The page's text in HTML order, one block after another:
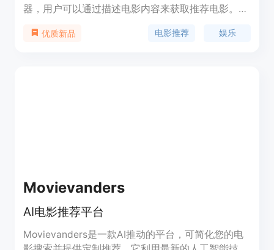
器，用户可以通过描述电影内容来获取推荐电影。该
的电影推荐。用户可以根据自己的兴趣和喜好来发现
优质新品 电影推荐 娱乐
Movievanders
AI电影推荐平台
Movievanders是一款AI推动的平台，可简化您的电